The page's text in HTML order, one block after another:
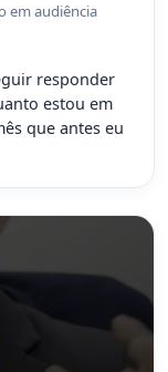
em audiência
responder
estou em
que antes eu